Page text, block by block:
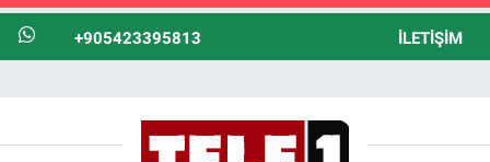
+905423395813 İLETIŞIM